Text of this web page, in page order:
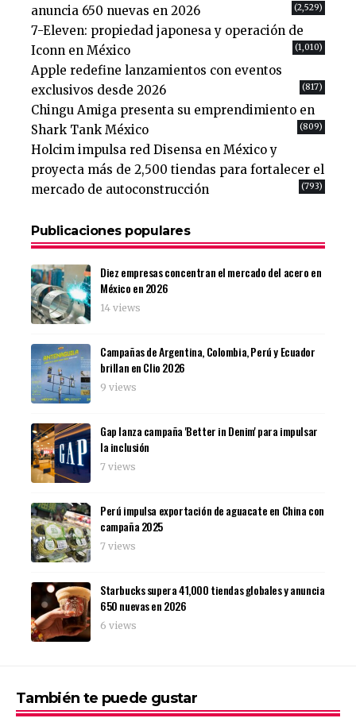
anuncia 650 nuevas en 2026
(2,529)
7-Eleven: propiedad japonesa y operación de
Iconn en México
(1,010)
Apple redefine lanzamientos con eventos
exclusivos desde 2026
(817)
Chingu Amiga presenta su emprendimiento en
Shark Tank México
(809)
Holcim impulsa red Disensa en México y
proyecta más de 2,500 tiendas para fortalecer el
mercado de autoconstrucción
(793)
Publicaciones populares
Diez empresas concentran el mercado del acero en
México en 2026
14 views
Campañas de Argentina, Colombia, Perú y Ecuador
brillan en Clio 2026
9 views
Gap lanza campaña 'Better in Denim' para impulsar
la inclusión
7 views
Perú impulsa exportación de aguacate en China con
campaña 2025
7 views
Starbucks supera 41,000 tiendas globales y anuncia
650 nuevas en 2026
6 views
También te puede gustar